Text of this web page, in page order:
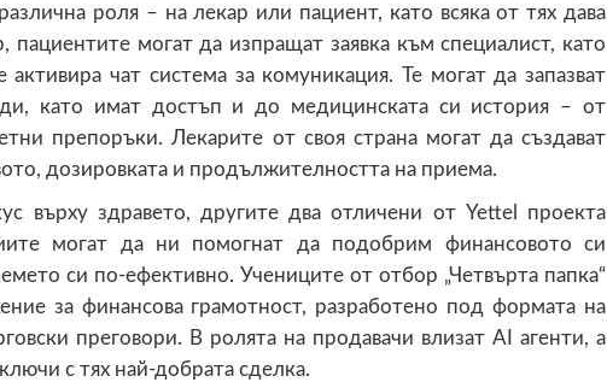
роля – на лекар или пациент, като всяка от тях дава
пациентите могат да изпращат заявка към специалист, като
чат система за комуникация. Те могат да запазват
като имат достъп и до медицинската си история – от
препоръки. Лекарите от своя страна могат да създават
дозировката и продължителността на приема.
върху здравето, другите два отличени от Yettel проекта
могат да ни помогнат да подобрим финансовото си
си по-ефективно. Учениците от отбор „Четвърта папка“
за финансова грамотност, разработено под формата на
преговори. В ролята на продавачи влизат AI агенти, а
с тях най-добрата сделка.